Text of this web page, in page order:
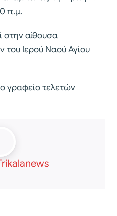
π.μ.
αίθουσα
Ιερού Ναού Αγίου
γραφείο τελετών